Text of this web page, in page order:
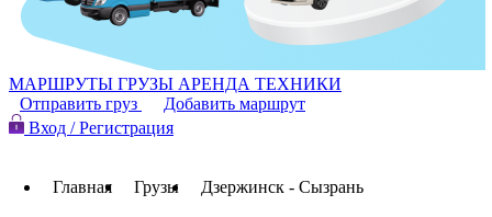
МАРШРУТЫ ГРУЗЫ АРЕНДА ТЕХНИКИ
Отправить груз
Добавить маршрут
Вход / Регистрация
Главная Грузы Дзержинск - Сызрань